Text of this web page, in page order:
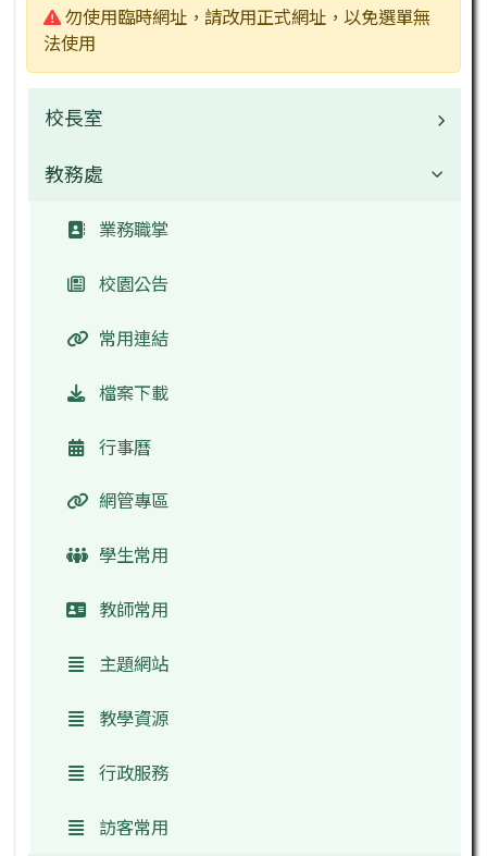
警告:
勿使用臨時網址，請改用正式網址，以免選單無
法使用
校長室
校長介紹
校園公告
教務處
業務職掌
校園公告
常用連結
檔案下載
行事曆
網管專區
學生常用
教師常用
主題網站
教學資源
行政服務
訪客常用